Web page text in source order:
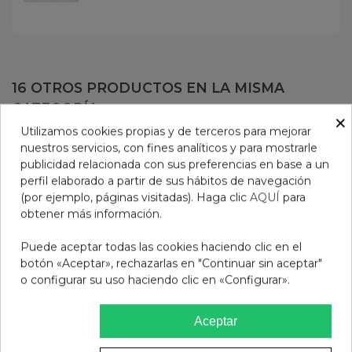
16 OTROS PRODUCTOS EN LA MISMA
CATEGORÍA:
MUSE SUPERLATIVA
GAFAS DE SOL
×
Utilizamos cookies propias y de terceros para mejorar
nuestros servicios, con fines analíticos y para mostrarle
publicidad relacionada con sus preferencias en base a un
perfil elaborado a partir de sus hábitos de navegación
(por ejemplo, páginas visitadas). Haga clic AQUÍ para
obtener más información.
Puede aceptar todas las cookies haciendo clic en el
botón «Aceptar», rechazarlas en "Continuar sin aceptar"
o configurar su uso haciendo clic en «Configurar».
Aceptar